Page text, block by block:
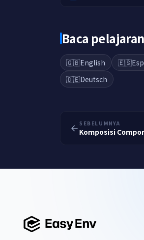
Baca
🇬🇧English 🇪🇸
🇩🇪Deutsch
SEBELUMNYA
Komposisi